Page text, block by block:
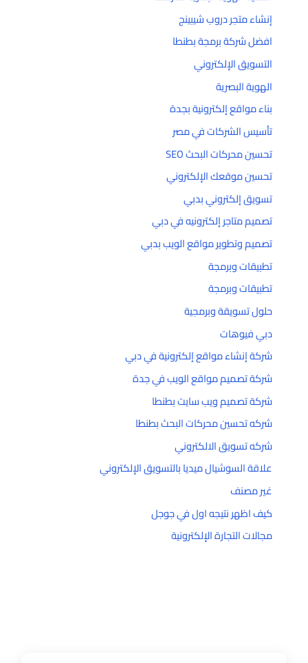
إنشاء متجر دروب شيبينج
افضل شركة برمجة بطنطا
التسويق الإلكتروني
الهوية البصرية
بناء مواقع إلكترونية بجدة
تأسيس الشركات في مصر
تحسين محركات البحث SEO
تحسين موقعك الإلكتروني
تسويق إلكتروني بدبي
تصميم متاجر إلكترونيه في دبي
تصميم وتطوير مواقع الويب بدبي
تطبيقات وبرمجة
تطبيقات وبرمجة
حلول تسويقة وبرمجية
دبي فيوهات
شركة إنشاء مواقع إلكترونية في دبي
شركة تصميم مواقع الويب في جدة
شركة تصميم ويب سايت بطنطا
شركه تحسين محركات البحث بطنطا
شركه تسويق الالكتروني
علاقة السوشيال ميديا بالتسويق الإلكتروني
غير مصنف
كيف اظهر نتيجه اول في جوجل
مجالات التجارة الإلكترونية